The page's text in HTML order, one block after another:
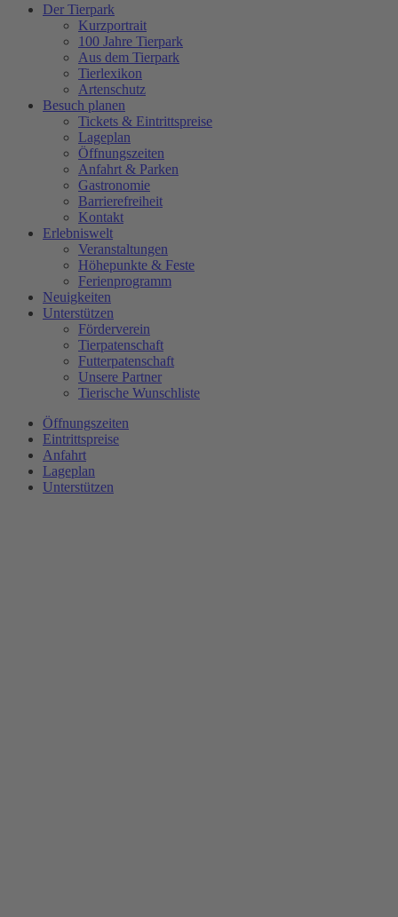
Der Tierpark
Kurzportrait
100 Jahre Tierpark
Aus dem Tierpark
Tierlexikon
Artenschutz
Besuch planen
Tickets & Eintrittspreise
Lageplan
Öffnungszeiten
Anfahrt & Parken
Gastronomie
Barrierefreiheit
Kontakt
Erlebniswelt
Veranstaltungen
Höhepunkte & Feste
Ferienprogramm
Neuigkeiten
Unterstützen
Förderverein
Tierpatenschaft
Futterpatenschaft
Unsere Partner
Tierische Wunschliste
Öffnungszeiten
Eintrittspreise
Anfahrt
Lageplan
Unterstützen